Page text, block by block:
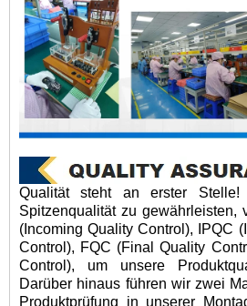
Qualität steht an erster
Spitzenqualität zu gewährleisten,
(Incoming Quality Control), IPQC
Control), FQC (Final Quality
Control), um unsere
Darüber hinaus führen wir zwei
Produktprüfung in unserer